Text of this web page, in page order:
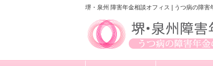
堺・泉州 障害年金相談オフィス | うつ病の障害